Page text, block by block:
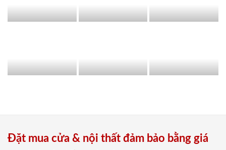
Đặt mua cửa & nội thất đảm bảo bằng giá